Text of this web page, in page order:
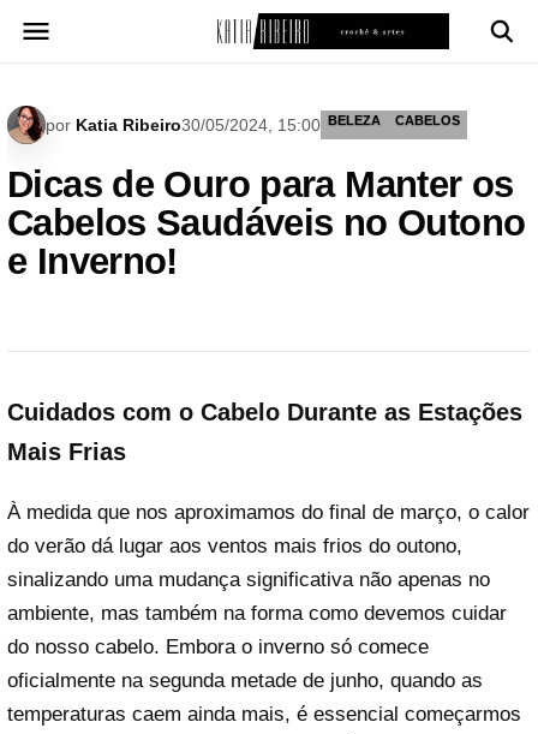
para
por Katia Ribeiro30/05/2024, 15:00 BELEZA CABELOS
Dicas de Ouro para Manter os
Cabelos Saudáveis no Outono
e Inverno!
Cuidados com o Cabelo Durante as Estações
Mais Frias
À medida que nos aproximamos do final de março, o calor
do verão dá lugar aos ventos mais frios do outono,
sinalizando uma mudança significativa não apenas no
ambiente, mas também na forma como devemos cuidar
do nosso cabelo. Embora o inverno só comece
oficialmente na segunda metade de junho, quando as
temperaturas caem ainda mais, é essencial começarmos